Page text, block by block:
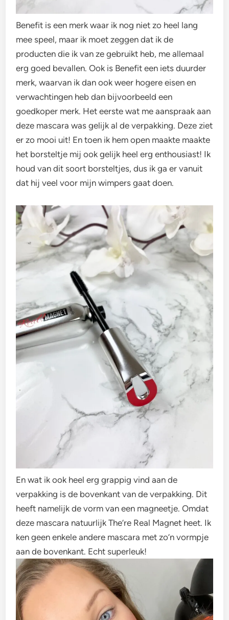
Benefit is een merk waar ik nog niet zo heel lang
mee speel, maar ik moet zeggen dat ik de
producten die ik van ze gebruikt heb, me allemaal
erg goed bevallen. Ook is Benefit een iets duurder
merk, waarvan ik dan ook weer hogere eisen en
verwachtingen heb dan bijvoorbeeld een
goedkoper merk. Het eerste wat me aanspraak aan
deze mascara was gelijk al de verpakking. Deze ziet
er zo mooi uit! En toen ik hem open maakte maakte
het borsteltje mij ook gelijk heel erg enthousiast! Ik
houd van dit soort borsteltjes, dus ik ga er vanuit
dat hij veel voor mijn wimpers gaat doen.
En wat ik ook heel erg grappig vind aan de
verpakking is de bovenkant van de verpakking. Dit
heeft namelijk de vorm van een magneetje. Omdat
deze mascara natuurlijk The’re Real Magnet heet. Ik
ken geen enkele andere mascara met zo’n vormpje
aan de bovenkant. Echt superleuk!